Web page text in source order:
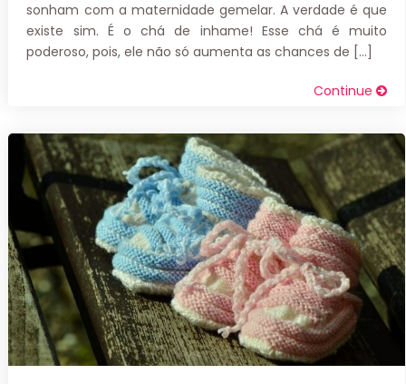
sonham com a maternidade gemelar. A verdade é que
existe sim. É o chá de inhame! Esse chá é muito
poderoso, pois, ele não só aumenta as chances de […]
Continue